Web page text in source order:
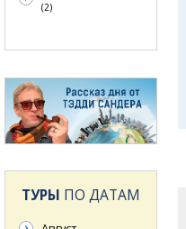
(2)
ТУРЫ ПО ДАТАМ